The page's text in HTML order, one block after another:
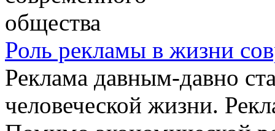
Роль рекламы в жизни
Реклама давным-давно
человеческой жизни.